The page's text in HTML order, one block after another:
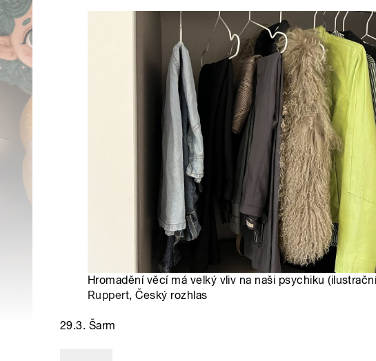
Hromadění věcí má velký vliv na naši psychiku
Ruppert, Český rozhlas
29.3. Šarm